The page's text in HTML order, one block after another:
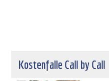
Kostenfalle Call by Call